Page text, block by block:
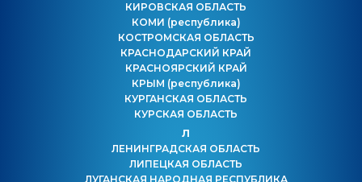
КИРОВСКАЯ ОБЛАСТЬ
КОМИ (республика)
КОСТРОМСКАЯ ОБЛАСТЬ
КРАСНОДАРСКИЙ КРАЙ
КРАСНОЯРСКИЙ КРАЙ
КРЫМ (республика)
КУРГАНСКАЯ ОБЛАСТЬ
КУРСКАЯ ОБЛАСТЬ
Л
ЛЕНИНГРАДСКАЯ ОБЛАСТЬ
ЛИПЕЦКАЯ ОБЛАСТЬ
ЛУГАНСКАЯ НАРОДНАЯ РЕСПУБЛИКА